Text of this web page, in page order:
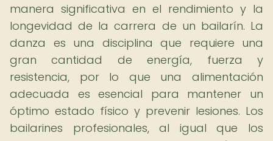
manera significativa en el rendimiento y la
longevidad de la carrera de un bailarín. La
danza es una disciplina que requiere una
gran cantidad de energía, fuerza y
resistencia, por lo que una alimentación
adecuada es esencial para mantener un
óptimo estado físico y prevenir lesiones. Los
bailarines profesionales, al igual que los